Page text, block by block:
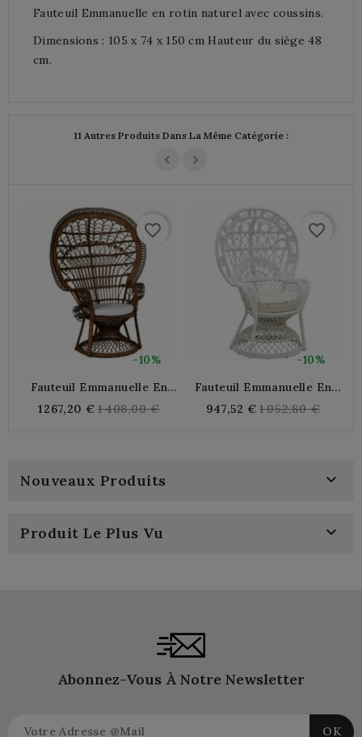
Fauteuil Emmanuelle en rotin naturel avec coussins.
Dimensions : 105 x 74 x 150 cm Hauteur du siège 48
cm.
11 Autres Produits Dans La Même Catégorie :
-10%
favorite_border
Fauteuil Emmanuelle En
Coussin
1 267,20 € Regular
1 408,00 €
-10%
favorite_border
Fauteuil Emmanuelle En
947,52 € Regular
1 052,80 €
Nouveaux Produits 
Produit Le Plus Vu 
Abonnez-Vous À Notre Newsletter